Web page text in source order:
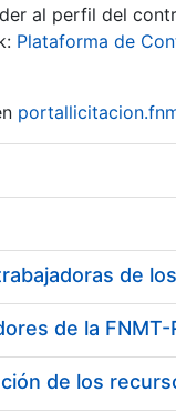
al perfil del
Plataforma de